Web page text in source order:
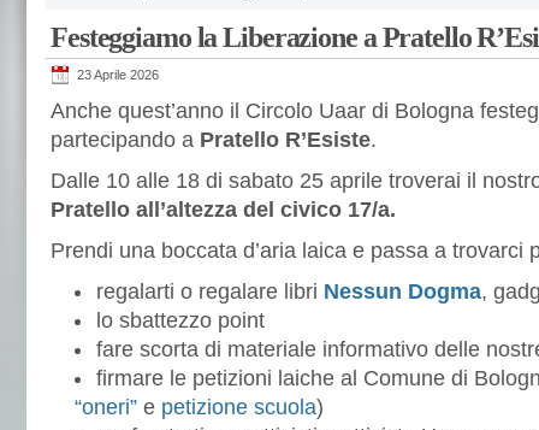
Festeggiamo la Liberazione a Pratello
23 Aprile 2026
Anche quest’anno il Circolo Uaar di Bologna
partecipando a Pratello R’Esiste.
Dalle 10 alle 18 di sabato 25 aprile troverai il
Pratello all’altezza del civico 17/a.
Prendi una boccata d’aria laica e passa a trovarci
regalarti o regalare libri Nessun Dogma,
lo sbattezzo point
fare scorta di materiale informativo delle
firmare le petizioni laiche al Comune di
“oneri” e petizione scuola)